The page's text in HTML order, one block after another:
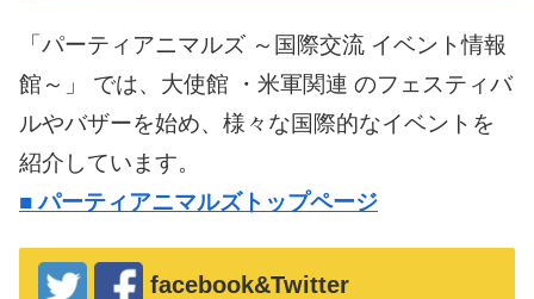
「パーティアニマルズ ～国際交流 イベント情報
館～」 では、大使館 ・米軍関連 のフェスティバ
ルやバザーを始め、様々な国際的なイベントを
紹介しています。
■パーティアニマルズトップページ
facebook&Twitter